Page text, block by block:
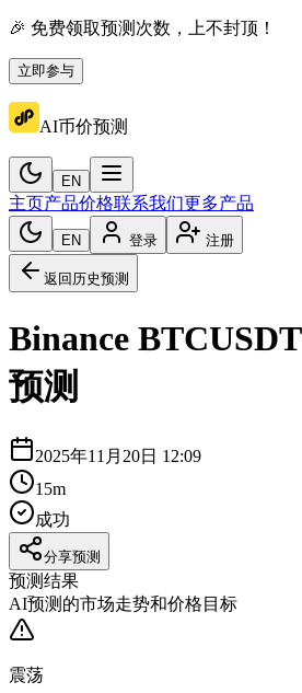
🎉 免费领取预测次数，上不封顶！
立即参与
AI币价预测
EN
主页产品价格联系我们更多产品
EN 登录 注册
返回历史预测
Binance BTCUSDT
预测
2025年11月20日 12:09
15m
成功
分享预测
预测结果
AI预测的市场走势和价格目标
震荡